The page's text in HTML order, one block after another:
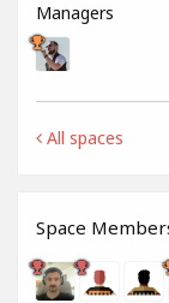
Managers
All spaces
Space